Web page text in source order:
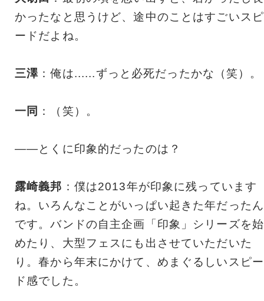
かったなと思うけど、途中のことはすごいスピ
ードだよね。
三澤 ：俺は......ずっと必死だったかな（笑）。
一同 ：（笑）。
――とくに印象的だったのは？
露崎義邦 ：僕は2013年が印象に残っています
ね。いろんなことがいっぱい起きた年だったん
です。バンドの自主企画「印象」シリーズを始
めたり、大型フェスにも出させていただいた
り。春から年末にかけて、めまぐるしいスピー
ド感でした。